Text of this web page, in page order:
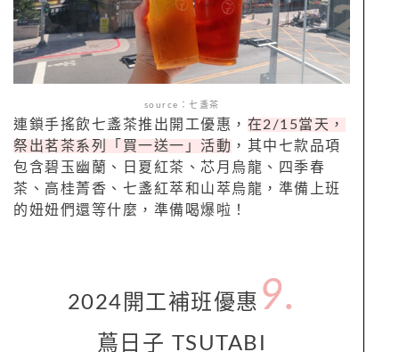
source：七盞茶
連鎖手搖飲七盞茶推出開工優惠， 在2/15當天，
祭出茗茶系列「買一送一」活動 ，其中七款品項
包含碧玉幽蘭、日夏紅茶、芯月烏龍、四季春
茶、高桂菁香、七盞紅萃和山萃烏龍，準備上班
的妞妞們還等什麼，準備喝爆啦！
2024 開工補班 優惠 9.
蔦日子 TSUTABI